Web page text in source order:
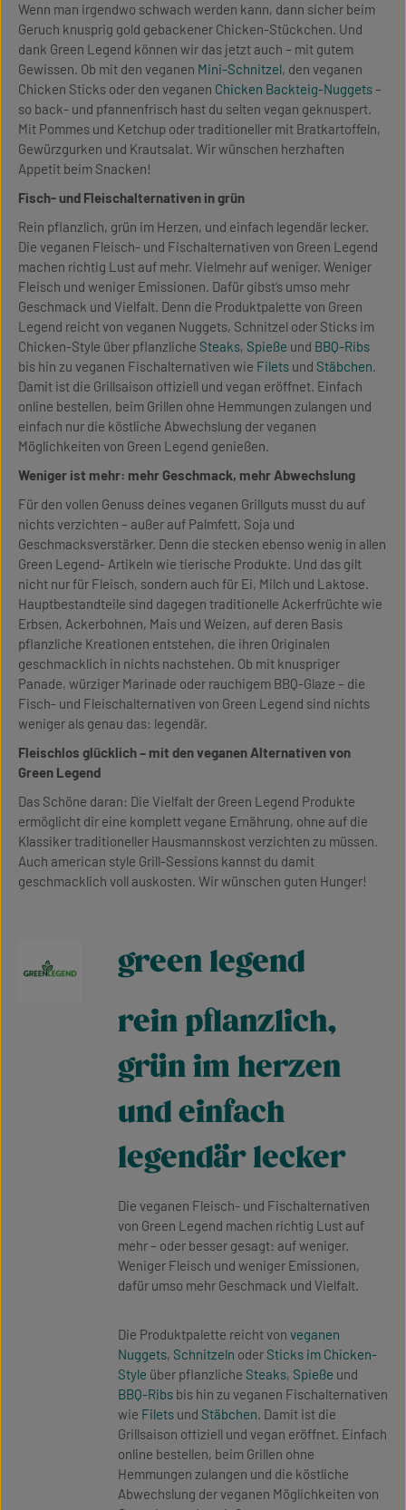
Wenn man irgendwo schwach werden kann, dann sicher beim
Geruch knusprig gold gebackener Chicken-Stückchen. Und
dank Green Legend können wir das jetzt auch – mit gutem
Gewissen. Ob mit den veganen Mini-Schnitzel, den veganen
Chicken Sticks oder den veganen Chicken Backteig-Nuggets–
so back- und pfannenfrisch hast du selten vegan geknuspert.
Mit Pommes und Ketchup oder traditioneller mit Bratkartoffeln,
Gewürzgurken und Krautsalat. Wir wünschen herzhaften
Appetit beim Snacken!
Fisch- und Fleischalternativen in grün
Rein pflanzlich, grün im Herzen, und einfach legendär lecker.
Die veganen Fleisch- und Fischalternativen von Green Legend
machen richtig Lust auf mehr. Vielmehr auf weniger. Weniger
Fleisch und weniger Emissionen. Dafür gibst‘s umso mehr
Geschmack und Vielfalt. Denn die Produktpalette von Green
Legend reicht von veganen Nuggets, Schnitzel oder Sticks im
Chicken-Style über pflanzliche Steaks, Spieße und BBQ-Ribs
bis hin zu veganen Fischalternativen wie Filets und Stäbchen.
Damit ist die Grillsaison offiziell und vegan eröffnet. Einfach
online bestellen, beim Grillen ohne Hemmungen zulangen und
einfach nur die köstliche Abwechslung der veganen
Möglichkeiten von Green Legend genießen.
Weniger ist mehr: mehr Geschmack, mehr Abwechslung
Für den vollen Genuss deines veganen Grillguts musst du auf
nichts verzichten – außer auf Palmfett, Soja und
Geschmacksverstärker. Denn die stecken ebenso wenig in allen
Green Legend- Artikeln wie tierische Produkte. Und das gilt
nicht nur für Fleisch, sondern auch für Ei, Milch und Laktose.
Hauptbestandteile sind dagegen traditionelle Ackerfrüchte wie
Erbsen, Ackerbohnen, Mais und Weizen, auf deren Basis
pflanzliche Kreationen entstehen, die ihren Originalen
geschmacklich in nichts nachstehen. Ob mit knuspriger
Panade, würziger Marinade oder rauchigem BBQ-Glaze – die
Fisch- und Fleischalternativen von Green Legend sind nichts
weniger als genau das: legendär.
Fleischlos glücklich – mit den veganen Alternativen von
Green Legend
Das Schöne daran: Die Vielfalt der Green Legend Produkte
ermöglicht dir eine komplett vegane Ernährung, ohne auf die
Klassiker traditioneller Hausmannskost verzichten zu müssen.
Auch american style Grill-Sessions kannst du damit
geschmacklich voll auskosten. Wir wünschen guten Hunger!
green legend
rein pflanzlich,
grün im herzen
und einfach
legendär lecker
Die veganen Fleisch- und Fischalternativen
von Green Legend machen richtig Lust auf
mehr – oder besser gesagt: auf weniger.
Weniger Fleisch und weniger Emissionen,
dafür umso mehr Geschmack und Vielfalt.
Die Produktpalette reicht von veganen
Nuggets, Schnitzeln oder Sticks im Chicken-
Style über pflanzliche Steaks, Spieße und
BBQ-Ribs bis hin zu veganen Fischalternativen
wie Filets und Stäbchen. Damit ist die
Grillsaison offiziell und vegan eröffnet. Einfach
online bestellen, beim Grillen ohne
Hemmungen zulangen und die köstliche
Abwechslung der veganen Möglichkeiten von